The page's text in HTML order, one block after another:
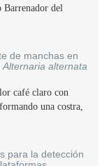
Barrenador del
de manchas en
Alternaria alternata
café claro con
una costra,
para la detección